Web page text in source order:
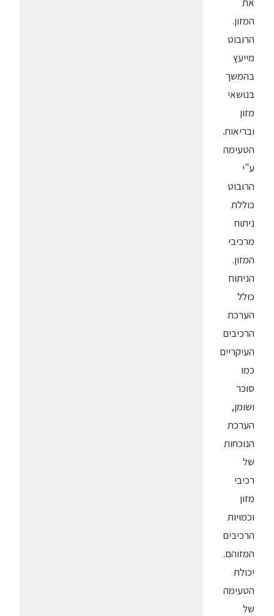
המזון.
הרובוט
מייעץ
בהמשך
בנושאי
מזון
ובריאות.
הטעימה
ע"י
הרובוט
כוללת
ניתוח
מרכיבי
המזון.
הניתוח
כולל
הערכת
הרכיבים
העיקריים
כמו
סוכר
ושומן,
הערכת
הנוכחות
של
רכיבי
מזון
וכמויות
הרכיבים
המזוהם.
יכולת
הטעימה
של